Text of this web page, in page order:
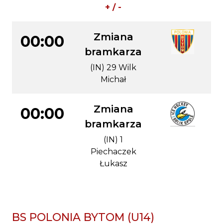
+ / -
00:00
Zmiana
bramkarza
(IN) 29 Wilk
Michał
00:00
Zmiana
bramkarza
(IN) 1
Piechaczek
Łukasz
BS POLONIA BYTOM (U14)